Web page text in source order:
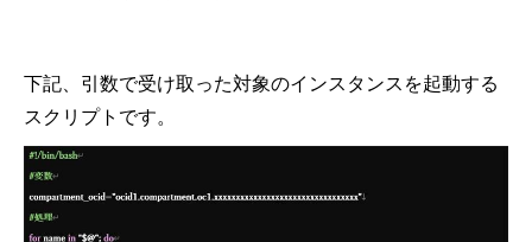
下記、引数で受け取った対象のインスタンスを起動する
スクリプトです。